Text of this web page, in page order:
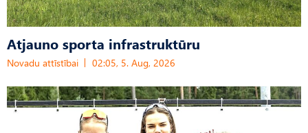
Atjauno sporta infrastruktūru
Novadu attīstībai 02:05, 5. Aug, 2026